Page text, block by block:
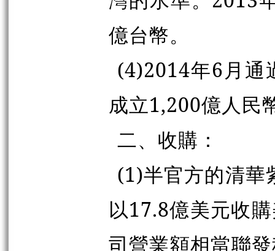
億台幣。
(4)2014年6月通
成立1,200億人民
二、收購：
(1)半官方的清華
以17.8億美元收
司營業額相當聯